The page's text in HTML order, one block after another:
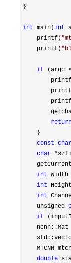
}
int main(int
    printf(
"
    printf(
"
if (argc <
return
    }
const char
char
int Width
int
int
    unsigned
if
ncnn::Mat
MTCNN
double